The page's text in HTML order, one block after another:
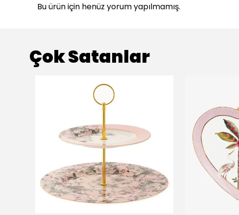
Bu ürün için henüz yorum yapılmamış.
Çok Satanlar